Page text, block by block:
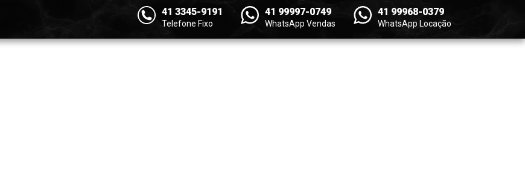
41 3345-9191
Telefone Fixo
41 99997-0749
WhatsApp Vendas
41 99968-0379
WhatsApp Locação